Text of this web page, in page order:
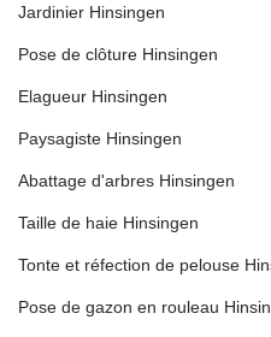
Jardinier Hinsingen
Pose de clôture Hinsingen
Elagueur Hinsingen
Paysagiste Hinsingen
Abattage d'arbres Hinsingen
Taille de haie Hinsingen
Tonte et réfection de pelouse
Pose de gazon en rouleau